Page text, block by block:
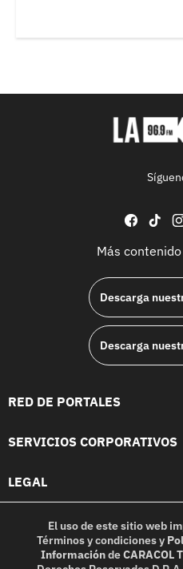
Más
Descarga
Descarga
RED DE PORTALES
SERVICIOS CORPORATIVOS
LEGAL
El uso de este sitio web
Términos y condicionesy
InformacióndeCARACOL